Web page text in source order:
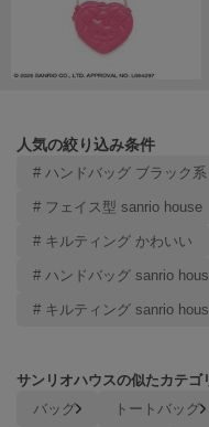
ミチュ コケット
ミースロエ
ミーエスミーム
Mila Owen
MOIGE
人気の絞り込み条件
# ハンドバッグ ブラック系
# フェイス型 sanrio house
# キルティング かわいい
# ハンドバッグ sanrio
# キルティング sanrio
サンリオハウスの似たカテゴ
バッグ トートバッグ